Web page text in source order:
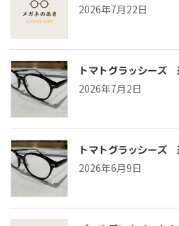
2026年7月22日
トマトグラッシーズ
2026年7月2日
トマトグラッシーズ
2026年6月9日